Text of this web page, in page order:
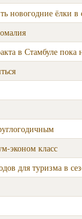
новогодние ёлки в
в Стамбуле пока
эконом класс
для туризма в